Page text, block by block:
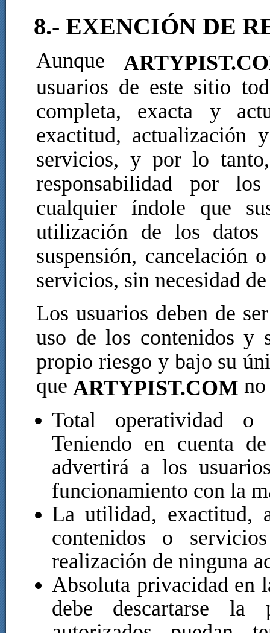
8.- EXENCIÓN DE
Aunque
usuarios de este sitio
completa, exacta y
exactitud, actualización
servicios, y por lo
responsabilidad por
cualquier índole que
utilización de los
suspensión, cancelación
servicios, sin necesidad
Los usuarios deben de
uso de los contenidos y
propio riesgo y bajo su
que ARTYPIST.COM
Total operatividad o
Teniendo en cuenta
advertirá a los
funcionamiento con la
La utilidad, exactitud,
contenidos o
realización de ninguna
Absoluta privacidad en
debe descartarse